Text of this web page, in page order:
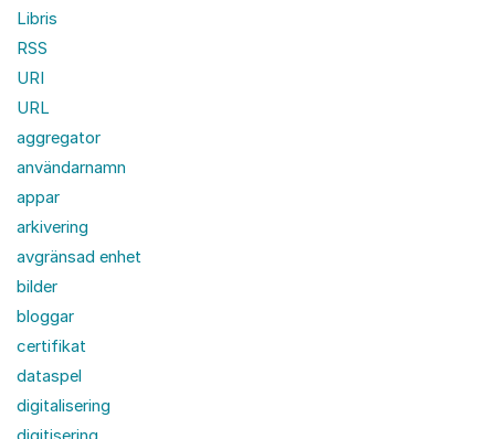
Libris
RSS
URI
URL
aggregator
användarnamn
appar
arkivering
avgränsad enhet
bilder
bloggar
certifikat
dataspel
digitalisering